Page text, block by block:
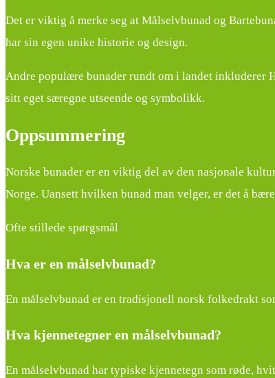
Det er viktig å merke seg at Målselvbunad og
har sin egen unike historie og design.
Andre populære bunader rundt om i landet inkluderer
sitt eget særegne utseende og symbolikk.
Oppsummering
Norske bunader er en viktig del av den nasjonale
Norge. Uansett hvilken bunad man velger, er det å
Ofte stillede spørgsmål
Hva er en målselvbunad?
En målselvbunad er en tradisjonell norsk folkedrakt
Hva kjennetegner en målselvbunad?
En målselvbunad har typiske kjennetegn som røde,